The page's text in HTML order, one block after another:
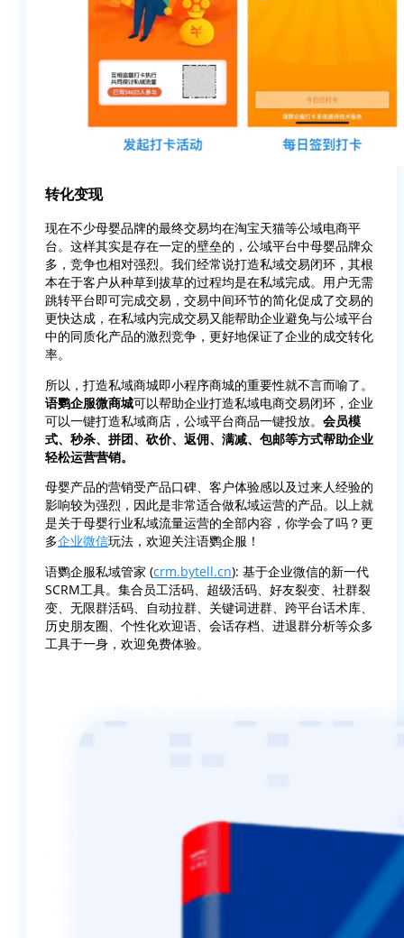
转化变现
现在不少母婴品牌的最终交易均在淘宝天猫等公域电商平
台。这样其实是存在一定的壁垒的，公域平台中母婴品牌众
多，竞争也相对强烈。我们经常说打造私域交易闭环，其根
本在于客户从种草到拔草的过程均是在私域完成。用户无需
跳转平台即可完成交易，交易中间环节的简化促成了交易的
更快达成，在私域内完成交易又能帮助企业避免与公域平台
中的同质化产品的激烈竞争，更好地保证了企业的成交转化
率。
所以，打造私域商城即小程序商城的重要性就不言而喻了。
语鹦企服微商城可以帮助企业打造私域电商交易闭环，企业
可以一键打造私域商店，公域平台商品一键投放。 会员模
式、秒杀、拼团、砍价、返佣、满减、包邮等方式帮助企业
轻松运营营销。
母婴产品的营销受产品口碑、客户体验感以及过来人经验的
影响较为强烈，因此是非常适合做私域运营的产品。以上就
是关于母婴行业私域流量运营的全部内容，你学会了吗？更
多企业微信玩法，欢迎关注语鹦企服！
语鹦企服私域管家 (crm.bytell.cn): 基于企业微信的新一代
SCRM工具。集合员工活码、超级活码、好友裂变、社群裂
变、无限群活码、自动拉群、关键词进群、跨平台话术库、
历史朋友圈、个性化欢迎语、会话存档、进退群分析等众多
工具于一身，欢迎免费体验。